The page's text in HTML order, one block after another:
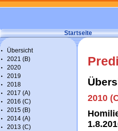
Startseite
Übersicht
2021 (B)
2020
2019
2018
2017 (A)
2016 (C)
2015 (B)
2014 (A)
2013 (C)
2010